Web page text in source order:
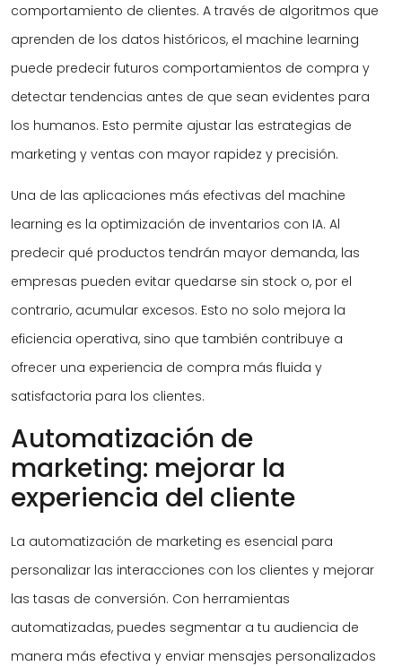
comportamiento de clientes. A través de algoritmos que
aprenden de los datos históricos, el machine learning
puede predecir futuros comportamientos de compra y
detectar tendencias antes de que sean evidentes para
los humanos. Esto permite ajustar las estrategias de
marketing y ventas con mayor rapidez y precisión.
Una de las aplicaciones más efectivas del machine
learning es la optimización de inventarios con IA. Al
predecir qué productos tendrán mayor demanda, las
empresas pueden evitar quedarse sin stock o, por el
contrario, acumular excesos. Esto no solo mejora la
eficiencia operativa, sino que también contribuye a
ofrecer una experiencia de compra más fluida y
satisfactoria para los clientes.
Automatización de
marketing: mejorar la
experiencia del cliente
La automatización de marketing es esencial para
personalizar las interacciones con los clientes y mejorar
las tasas de conversión. Con herramientas
automatizadas, puedes segmentar a tu audiencia de
manera más efectiva y enviar mensajes personalizados